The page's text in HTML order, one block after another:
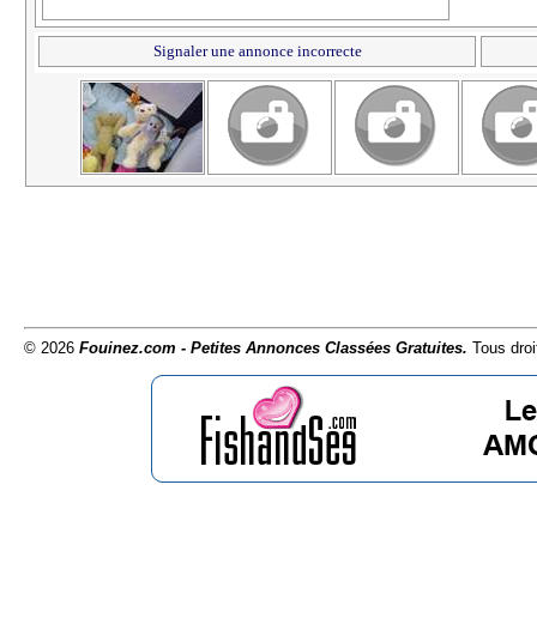
Signaler une annonce incorrecte
© 2026 Fouinez.com - Petites Annonces Classées Gratuites. Tous